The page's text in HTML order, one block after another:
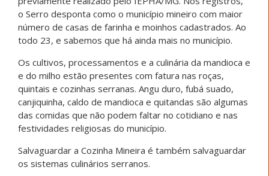
o Serro desponta como o município mineiro com maior
número de casas de farinha e moinhos cadastrados. Ao
todo 23, e sabemos que há ainda mais no município.
Os cultivos, processamentos e a culinária da mandioca e
e do milho estão presentes com fatura nas roças,
quintais e cozinhas serranas. Angu duro, fubá suado,
canjiquinha, caldo de mandioca e quitandas são algumas
das comidas que não podem faltar no cotidiano e nas
festividades religiosas do município.
Salvaguardar a Cozinha Mineira é também salvaguardar
os sistemas culinários serranos.